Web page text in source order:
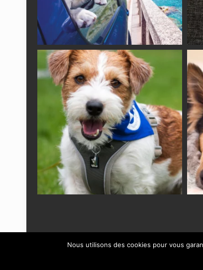
Nous utilisons des cookies pour vous